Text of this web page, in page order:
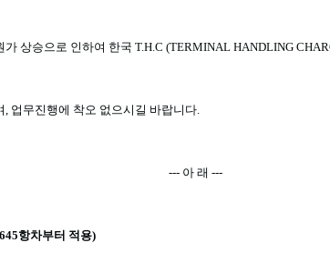
상승으로 인하여 한국 T.H.C (TERMINAL HANDLING
, 업무진행에 착오 없으시길 바랍니다.
--- 아 래 ---
항차부터 적용)